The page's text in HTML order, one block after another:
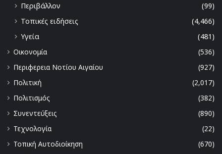
Περιβάλλον
(99)
Τοπικές ειδήσεις
(4,466)
Υγεία
(481)
Οικονομία
(536)
Περιφερεια Νοτίου Αιγαίου
(927)
Πολιτική
(2,017)
Πολιτισμός
(382)
Συνεντεύξεις
(890)
Τεχνολογία
(22)
Τοπική Αυτοδιοίκηση
(670)